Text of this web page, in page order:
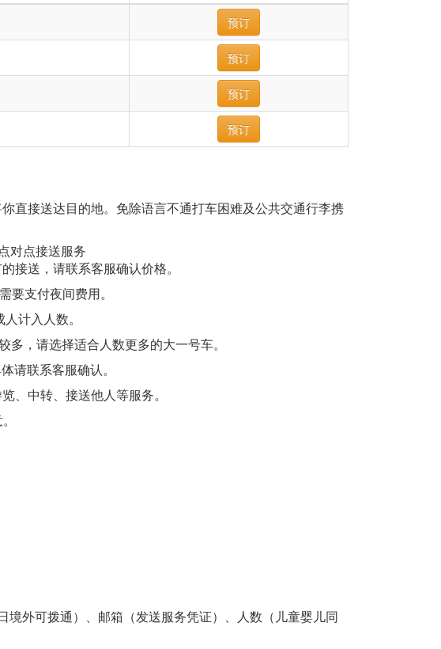
预订
预订
预订
预订
直接送达目的地。免除语言不通打车困难及公共交通行李携
对点接送服务
接送，请联系客服确认价格。
支付夜间费用。
计入人数。
，请选择适合人数更多的大一号车。
请联系客服确认。
、中转、接送他人等服务。
外可拨通）、邮箱（发送服务凭证）、人数（儿童婴儿同